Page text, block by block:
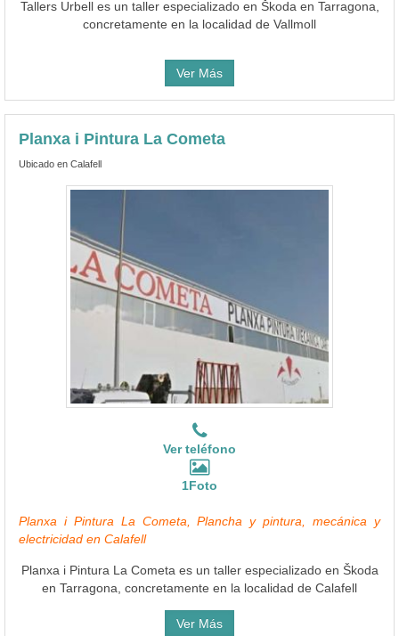
Tallers Urbell es un taller especializado en Škoda en Tarragona,
concretamente en la localidad de Vallmoll
Ver Más
Planxa i Pintura La Cometa
Ubicado en Calafell
Ver teléfono
1Foto
Planxa i Pintura La Cometa, Plancha y pintura, mecánica y
electricidad en Calafell
Planxa i Pintura La Cometa es un taller especializado en Škoda
en Tarragona, concretamente en la localidad de Calafell
Ver Más